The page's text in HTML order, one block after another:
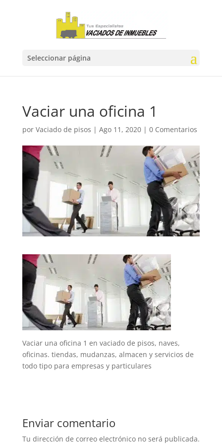
Seleccionar página
Vaciar una oficina 1
por Vaciado de pisos | Ago 11, 2020| 0 Comentarios
Vaciar una oficina 1 en vaciado de pisos, naves,
oficinas. tiendas, mudanzas, almacen y servicios de
todo tipo para empresas y particulares
Enviar comentario
Tu dirección de correo electrónico no será publicada.